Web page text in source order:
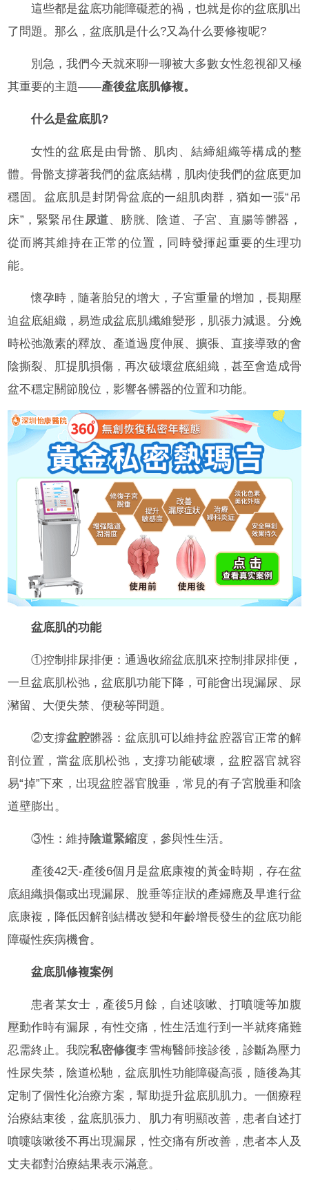
這些都是盆底功能障礙惹的禍，也就是你的盆底肌出
了問題。那么，盆底肌是什么?又為什么要修複呢?
別急，我們今天就來聊一聊被大多數女性忽視卻又極
其重要的主題——產後盆底肌修複。
什么是盆底肌?
女性的盆底是由骨骼、肌肉、結締組織等構成的整
體。骨骼支撐著我們的盆底結構，肌肉使我們的盆底更加
穩固。盆底肌是封閉骨盆底的一組肌肉群，猶如一張“吊
床”，緊緊吊住尿道、膀胱、陰道、子宮、直腸等髒器，
從而將其維持在正常的位置，同時發揮起重要的生理功
能。
懷孕時，隨著胎兒的增大，子宮重量的增加，長期壓
迫盆底組織，易造成盆底肌纖維變形，肌張力減退。分娩
時松弛激素的釋放、產道過度伸展、擴張、直接導致的會
陰撕裂、肛提肌損傷，再次破壞盆底組織，甚至會造成骨
盆不穩定關節脫位，影響各髒器的位置和功能。
盆底肌的功能
①控制排尿排便：通過收縮盆底肌來控制排尿排便，
一旦盆底肌松弛，盆底肌功能下降，可能會出現漏尿、尿
瀦留、大便失禁、便秘等問題。
②支撐盆腔髒器：盆底肌可以維持盆腔器官正常的解
剖位置，當盆底肌松弛，支撐功能破壞，盆腔器官就容
易“掉”下來，出現盆腔器官脫垂，常見的有子宮脫垂和陰
道壁膨出。
③性：維持陰道緊縮度，參與性生活。
產後42天-產後6個月是盆底康複的黃金時期，存在盆
底組織損傷或出現漏尿、脫垂等症狀的產婦應及早進行盆
底康複，降低因解剖結構改變和年齡增長發生的盆底功能
障礙性疾病機會。
盆底肌修複案例
患者某女士，產後5月餘，自述咳嗽、打噴嚏等加腹
壓動作時有漏尿，有性交痛，性生活進行到一半就疼痛難
忍需終止。我院私密修復李雪梅醫師接診後，診斷為壓力
性尿失禁，陰道松馳，盆底肌性功能障礙高張，隨後為其
定制了個性化治療方案，幫助提升盆底肌肌力。一個療程
治療結束後，盆底肌張力、肌力有明顯改善，患者自述打
噴嚏咳嗽後不再出現漏尿，性交痛有所改善，患者本人及
丈夫都對治療結果表示滿意。